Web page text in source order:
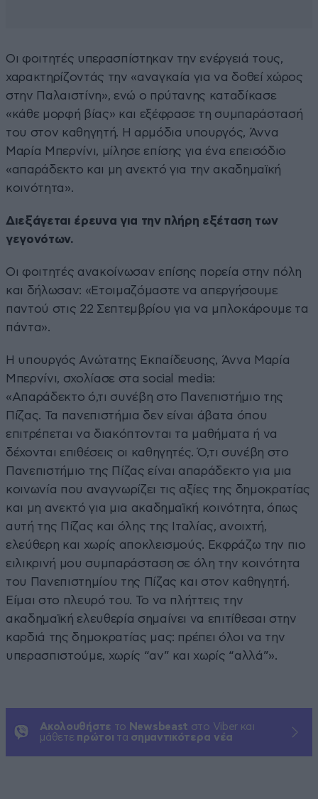
Οι φοιτητές υπερασπίστηκαν την ενέργειά τους,
χαρακτηρίζοντάς την «αναγκαία για να δοθεί χώρος
στην Παλαιστίνη», ενώ ο πρύτανης καταδίκασε
«κάθε μορφή βίας» και εξέφρασε τη συμπαράστασή
του στον καθηγητή. Η αρμόδια υπουργός, Άννα
Μαρία Μπερνίνι, μίλησε επίσης για ένα επεισόδιο
«απαράδεκτο και μη ανεκτό για την ακαδημαϊκή
κοινότητα».
Διεξάγεται έρευνα για την πλήρη εξέταση των
γεγονότων.
Οι φοιτητές ανακοίνωσαν επίσης πορεία στην πόλη
και δήλωσαν: «Ετοιμαζόμαστε να απεργήσουμε
παντού στις 22 Σεπτεμβρίου για να μπλοκάρουμε τα
πάντα».
Η υπουργός Ανώτατης Εκπαίδευσης, Άννα Μαρία
Μπερνίνι, σχολίασε στα social media:
«Απαράδεκτο ό,τι συνέβη στο Πανεπιστήμιο της
Πίζας. Τα πανεπιστήμια δεν είναι άβατα όπου
επιτρέπεται να διακόπτονται τα μαθήματα ή να
δέχονται επιθέσεις οι καθηγητές. Ό,τι συνέβη στο
Πανεπιστήμιο της Πίζας είναι απαράδεκτο για μια
κοινωνία που αναγνωρίζει τις αξίες της δημοκρατίας
και μη ανεκτό για μια ακαδημαϊκή κοινότητα, όπως
αυτή της Πίζας και όλης της Ιταλίας, ανοιχτή,
ελεύθερη και χωρίς αποκλεισμούς. Εκφράζω την πιο
ειλικρινή μου συμπαράσταση σε όλη την κοινότητα
του Πανεπιστημίου της Πίζας και στον καθηγητή.
Είμαι στο πλευρό του. Το να πλήττεις την
ακαδημαϊκή ελευθερία σημαίνει να επιτίθεσαι στην
καρδιά της δημοκρατίας μας: πρέπει όλοι να την
υπερασπιστούμε, χωρίς “αν” και χωρίς “αλλά”».
Ακολουθήστε το Newsbeast στο Viber και
μάθετε πρώτοι τα σημαντικότερα νέα